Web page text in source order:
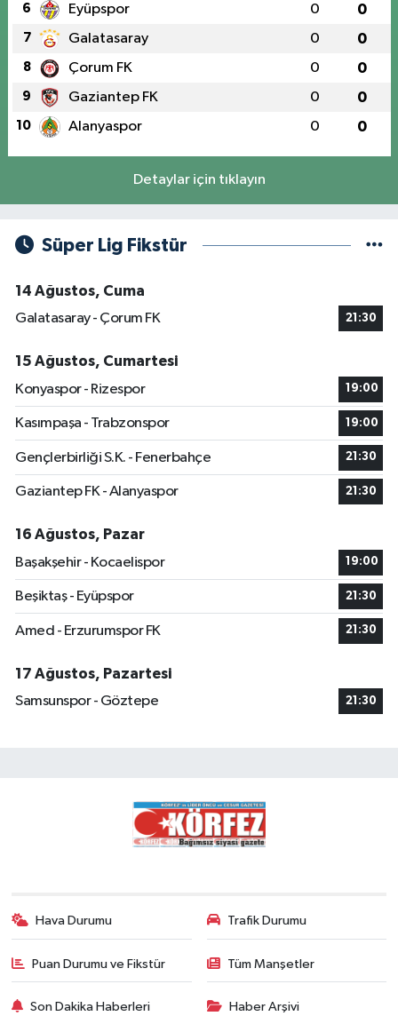
6 Eyüpspor 0 0
7 Galatasaray 0 0
8 Çorum FK 0 0
9 Gaziantep FK 0 0
10 Alanyaspor 0 0
Detaylar için tıklayın
Süper Lig Fikstür
14 Ağustos, Cuma
Galatasaray - Çorum FK
21:30
15 Ağustos, Cumartesi
Konyaspor - Rizespor
19:00
Kasımpaşa - Trabzonspor 19:00
Gençlerbirliği S.K. - Fenerbahçe 21:30
Gaziantep FK - Alanyaspor 21:30
16 Ağustos, Pazar
Başakşehir - Kocaelispor
19:00
Beşiktaş - Eyüpspor 21:30
Amed - Erzurumspor FK 21:30
17 Ağustos, Pazartesi
Samsunspor - Göztepe
21:30
Hava Durumu Trafik Durumu
Puan Durumu ve Fikstür Tüm Manşetler
Son Dakika Haberleri Haber Arşivi